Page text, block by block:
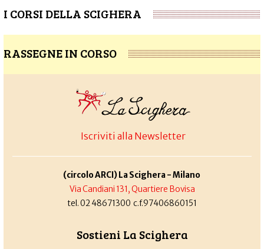
I CORSI DELLA SCIGHERA
RASSEGNE IN CORSO
Iscriviti alla Newsletter
(circolo ARCI) La Scighera - Milano
Via Candiani 131, Quartiere Bovisa
tel. 02 48671300 c.f.97406860151
Sostieni La Scighera